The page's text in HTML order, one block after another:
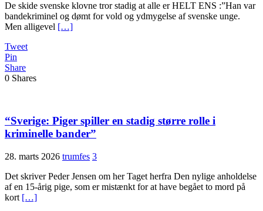
De skide svenske klovne tror stadig at alle er HELT ENS :”Han var
bandekriminel og dømt for vold og ydmygelse af svenske unge.
Men alligevel […]
Tweet
Pin
Share
0 Shares
“Sverige: Piger spiller en stadig større rolle i
kriminelle bander”
28. marts 2026 trumfes 3
Det skriver Peder Jensen om her Taget herfra Den nylige anholdelse
af en 15-årig pige, som er mistænkt for at have begået to mord på
kort […]